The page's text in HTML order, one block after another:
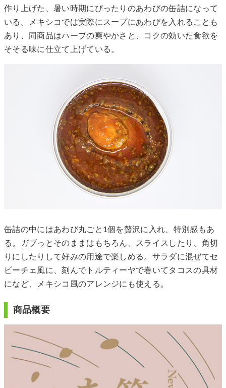
作り上げた、暑い時期にぴったりのあわびの缶詰になって
いる。メキシコでは実際にスープにあわびを入れることも
あり、同商品はハーブの爽やかさと、コクの効いた食欲を
そそる味に仕立て上げている。
缶詰の中にはあわび丸ごと1個を贅沢に入れ、特別感もあ
る。ガブっとそのままはもちろん、スライスしたり、角切
りにしたりして好みの用途で楽しめる。サラダに混ぜてセ
ビーチェ風に、刻んでトルティーヤで巻いてタコスの具材
になど、メキシコ風のアレンジにも使える。
商品概要